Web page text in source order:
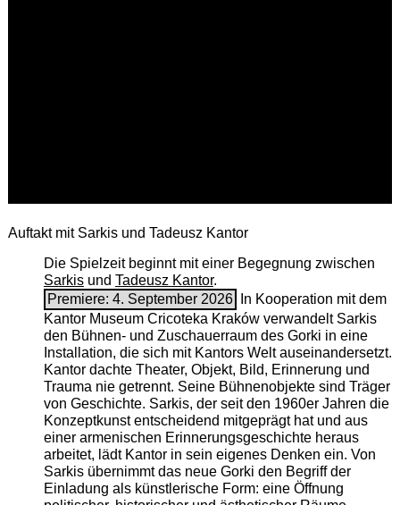
Auftakt mit Sarkis und Tadeusz Kantor
Die Spielzeit beginnt mit einer Begegnung zwischen
Sarkisund Tadeusz Kantor.
Premiere: 4. September 2026
In Kooperation mit dem
Kantor Museum Cricoteka Kraków verwandelt Sarkis
den Bühnen- und Zuschauerraum des Gorki in eine
Installation, die sich mit Kantors Welt auseinandersetzt.
Kantor dachte Theater, Objekt, Bild, Erinnerung und
Trauma nie getrennt. Seine Bühnenobjekte sind Träger
von Geschichte. Sarkis, der seit den 1960er Jahren die
Konzeptkunst entscheidend mitgeprägt hat und aus
einer armenischen ­Erinnerungsgeschichte heraus
arbeitet, lädt Kantor in sein eigenes Denken ein. Von
Sarkis übernimmt das neue Gorki den Begriff der
Einladung als künstlerische Form: eine Öffnung